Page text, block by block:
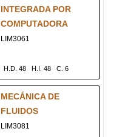
INTEGRADA POR
COMPUTADORA
LIM3061
H.D. 48 H.I. 48 C. 6
MECÁNICA DE
FLUIDOS
LIM3081